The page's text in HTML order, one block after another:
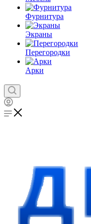
Фурнитура
Экраны
Перегородки
Арки